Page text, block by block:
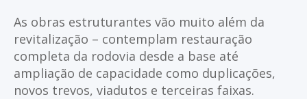
As obras estruturantes vão muito além da
revitalização – contemplam restauração
completa da rodovia desde a base até
ampliação de capacidade como duplicações,
novos trevos, viadutos e terceiras faixas.